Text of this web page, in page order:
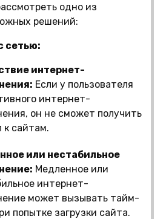
одно из
решений:
сетью:
интернет-
Если у пользователя
интернет-
он не сможет получить
к сайтам.
или нестабильное
Медленное или
интернет-
может вызывать тайм-
попытке загрузки сайта.